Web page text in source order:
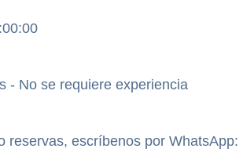
- No se requiere experiencia
reservas, escríbenos por WhatsApp: